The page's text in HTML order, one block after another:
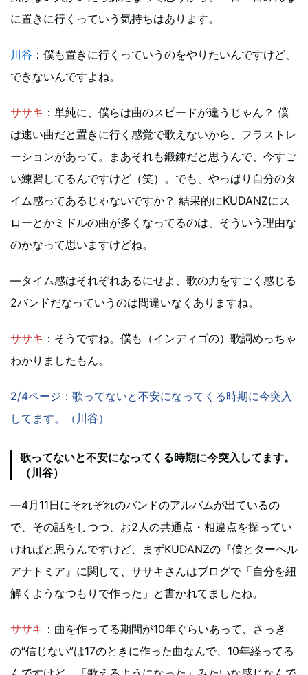
に置きに行くっていう気持ちはあります。
川谷 ：僕も置きに行くっていうのをやりたいんですけど、
できないんですよね。
ササキ ：単純に、僕らは曲のスピードが違うじゃん？ 僕
は速い曲だと置きに行く感覚で歌えないから、フラストレ
ーションがあって。まあそれも鍛錬だと思うんで、今すご
い練習してるんですけど（笑）。でも、やっぱり自分のタ
イム感ってあるじゃないですか？ 結果的にKUDANZにス
ローとかミドルの曲が多くなってるのは、そういう理由な
のかなって思いますけどね。
―タイム感はそれぞれあるにせよ、歌の力をすごく感じる
2バンドだなっていうのは間違いなくありますね。
ササキ ：そうですね。僕も（インディゴの）歌詞めっちゃ
わかりましたもん。
2/4ページ：歌ってないと不安になってくる時期に今突入
してます。（川谷）
歌ってないと不安になってくる時期に今突入してます。
（川谷）
―4月11日にそれぞれのバンドのアルバムが出ているの
で、その話をしつつ、お2人の共通点・相違点を探ってい
ければと思うんですけど、まずKUDANZの『僕とターヘル
アナトミア』に関して、ササキさんはブログで「自分を紐
解くようなつもりで作った」と書かれてましたね。
ササキ ：曲を作ってる期間が10年ぐらいあって、さっき
の“信じない”は17のときに作った曲なんで、10年経ってる